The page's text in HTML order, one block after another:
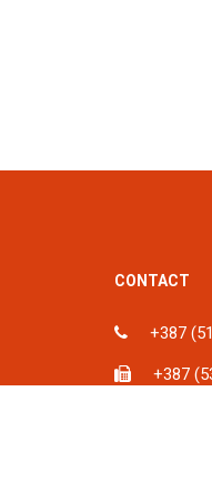
CONTACT
+387
+387